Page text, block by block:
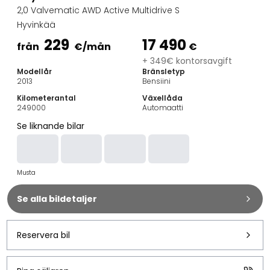
Kombibilar
Stadsbilar
Dragfordon
Kommersiella fordon
Auktionsbilar
Prisvärda bilar
Bilmärken
Audi
BMW
Kia
Mercedes-Benz
Polestar
Skoda
Tesla
2,0 Valvematic AWD Active Multidrive S
Hyvinkää
från 229 €/mån 17 490 €
+ 349€ kontorsavgift
Modellår
2013
Bränsletyp
Bensiini
Kilometerantal
249000
Växellåda
Automaatti
Se liknande bilar
Musta
Se alla bildetaljer
Reservera bil